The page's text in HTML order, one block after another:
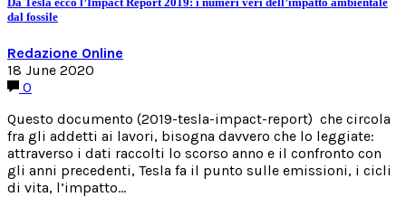
dal fossile
Redazione Online
18 June 2020
0
Questo documento (2019-tesla-impact-report) che circola
fra gli addetti ai lavori, bisogna davvero che lo leggiate:
attraverso i dati raccolti lo scorso anno e il confronto con
gli anni precedenti, Tesla fa il punto sulle emissioni, i cicli
di vita, l’impatto…